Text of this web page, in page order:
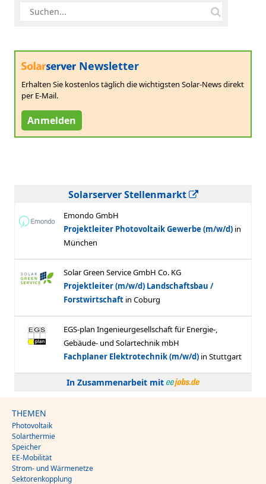
Newsletter
Erhalten Sie kostenlos täglich die wichtigsten Solar-News direkt
per E-Mail.
Anmelden
Solarserver Stellenmarkt
In Zusammenarbeit mit
THEMEN
Photovoltaik
Solarthermie
Speicher
EE-Mobilität
Strom- und Wärmenetze
Sektorenkopplung